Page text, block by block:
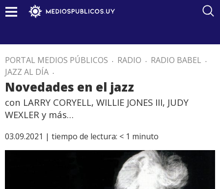
PORTAL MEDIOS PÚBLICOS . RADIO . RADIO BABEL .
JAZZ AL DÍA .
Novedades en el jazz
con LARRY CORYELL, WILLIE JONES III, JUDY
WEXLER y más…
03.09.2021 | tiempo de lectura: < 1 minuto